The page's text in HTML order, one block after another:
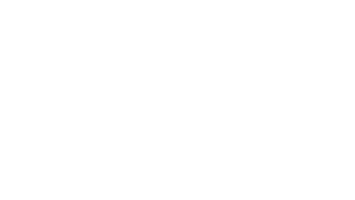
(nebo dveřním) a střešním oknem, což vytvoří
vystoupá střešním otvorem ven. Tak je zajištěna
vyměnit i třikrát za hodinu. V horkých dnech je často
i boční stínovací síť na skleníky.
třeba udržet uvnitř co nejvíce tepla. Ani to však nelze
Větrání však postačí méně intenzivní. Proto jsou
je také možno izolovat průhlednou bublinkovou fólií.